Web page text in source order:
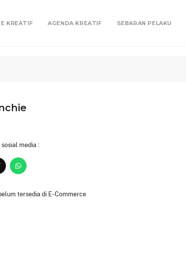
KREATIF AGENDA KREATIF SEBARAN PELAKU
media :
tersedia di E-Commerce